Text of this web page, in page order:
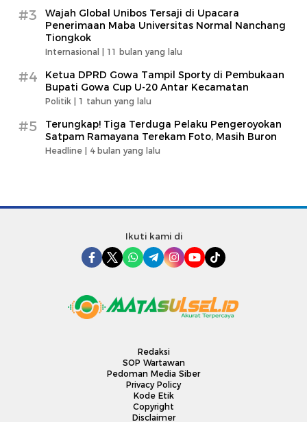
#3
Wajah Global Unibos Tersaji di Upacara
Penerimaan Maba Universitas Normal Nanchang
Tiongkok
Internasional | 11 bulan yang lalu
#4
Ketua DPRD Gowa Tampil Sporty di Pembukaan
Bupati Gowa Cup U-20 Antar Kecamatan
Politik | 1 tahun yang lalu
#5
Terungkap! Tiga Terduga Pelaku Pengeroyokan
Satpam Ramayana Terekam Foto, Masih Buron
Headline | 4 bulan yang lalu
Ikuti kami di
Redaksi
SOP Wartawan
Pedoman Media Siber
Privacy Policy
Kode Etik
Copyright
Disclaimer